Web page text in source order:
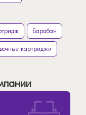
Барабан
картриджи